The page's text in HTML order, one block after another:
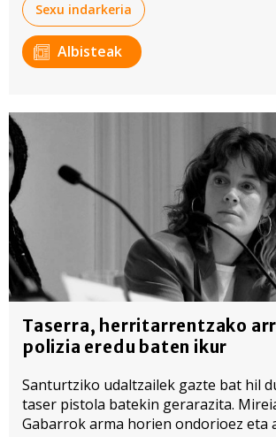
Sexu indarkeria
Albisteak
Taserra, herritarrentzako
polizia eredu baten ikur
Santurtziko udaltzailek gazte bat hil
taser pistola batekin gerarazita.
Gabarrok arma horien ondorioez eta